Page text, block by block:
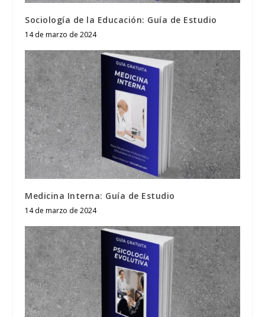
Sociología de la Educación: Guía de Estudio
14 de marzo de 2024
Medicina Interna: Guía de Estudio
14 de marzo de 2024